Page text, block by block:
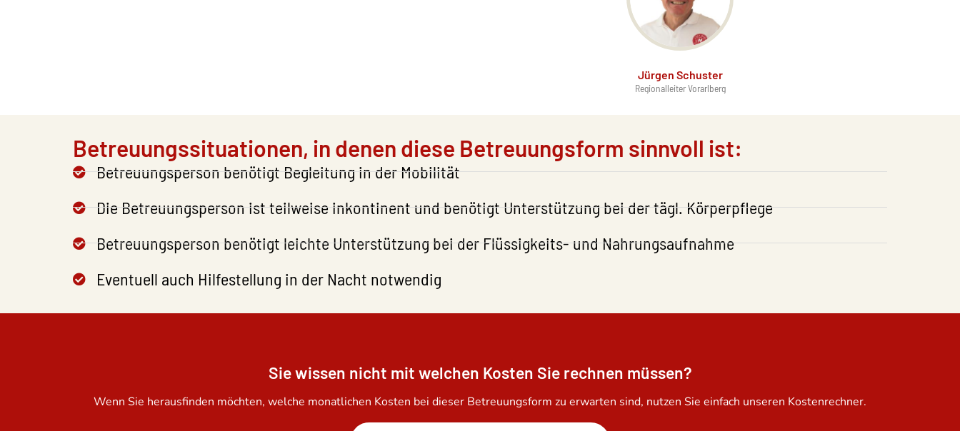
Jürgen Schuster
Regionalleiter Vorarlberg
Betreuungssituationen, in denen diese Betreuungsform sinnvoll ist:
Betreuungsperson benötigt Begleitung in der Mobilität
Die Betreuungsperson ist teilweise inkontinent und benötigt Unterstützung bei der tägl. Körperpflege
Betreuungsperson benötigt leichte Unterstützung bei der Flüssigkeits- und Nahrungsaufnahme
Eventuell auch Hilfestellung in der Nacht notwendig
Sie wissen nicht mit welchen Kosten Sie rechnen müssen?
Wenn Sie herausfinden möchten, welche monatlichen Kosten bei dieser Betreuungsform zu erwarten sind, nutzen Sie einfach unseren Kostenrechner.